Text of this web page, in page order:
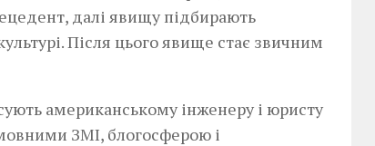
далі явищу підбирають
Після цього явище стає звичним
американському інженеру і юристу
ЗМІ, блогосферою і